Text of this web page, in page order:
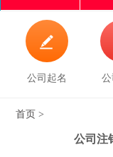

公司起名
首页 >
公司注